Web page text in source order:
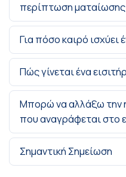
περίπτωση ματαίωσης
Για πόσο καιρό ισχύει
Πώς γίνεται ένα
Μπορώ να αλλάξω την
που αναγράφεται στο
Σημαντική Σημείωση